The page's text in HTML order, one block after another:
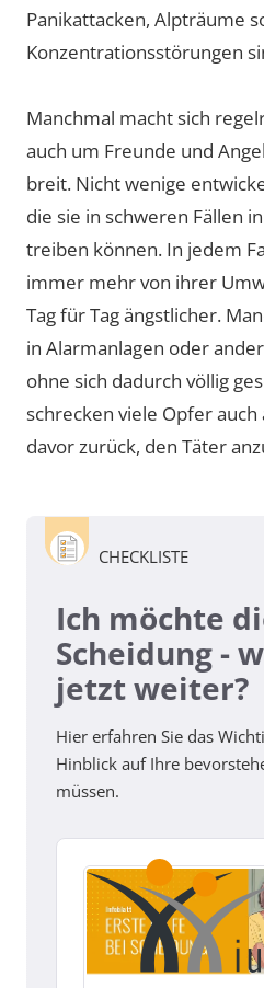
Panikattacken, Alpträume
Konzentrationsstörungen
Manchmal macht sich
auch um Freunde und
breit. Nicht wenige
die sie in schweren Fällen
treiben können. In jedem
immer mehr von ihrer
Tag für Tag ängstlicher.
in Alarmanlagen oder
ohne sich dadurch völlig
schrecken viele Opfer auch
davor zurück, den Täter
CHECKLISTE
Ich möchte
Scheidung -
jetzt weiter?
Hier erfahren Sie das
Hinblick auf Ihre
müssen.